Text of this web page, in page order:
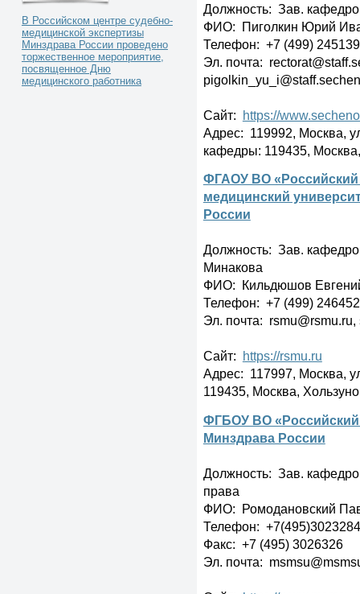
В Российском центре судебно-
медицинской экспертизы
Минздрава России проведено
торжественное мероприятие,
посвященное Дню
медицинского работника
Должность: Зав.
ФИО: Пиголкин Юрий
Телефон: +7 (499)
Эл. почта:
Сайт: https://
Адрес: 119992, Москва,
кафедры: 119435,
ФГАОУ ВО «Российский
медицинский
России
Должность: Зав.
Минакова
ФИО: Кильдюшов
Телефон: +7 (499)
Эл. почта:
Сайт:
https://rsmu.ru
Адрес: 117997, Москва,
119435, Москва,
ФГБОУ ВО
Минздрава России
Должность: Зав.
права
ФИО: Ромодановский
Телефон:
Факс: +7 (495) 3026326
Эл. почта: